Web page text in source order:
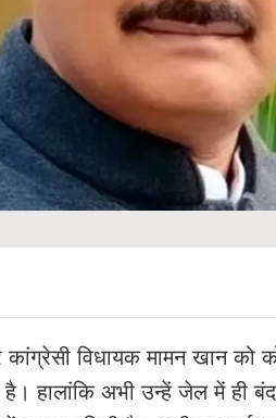
कांग्रेसी विधायक मामन खान को
अभी उन्हें जेल में ही बंद